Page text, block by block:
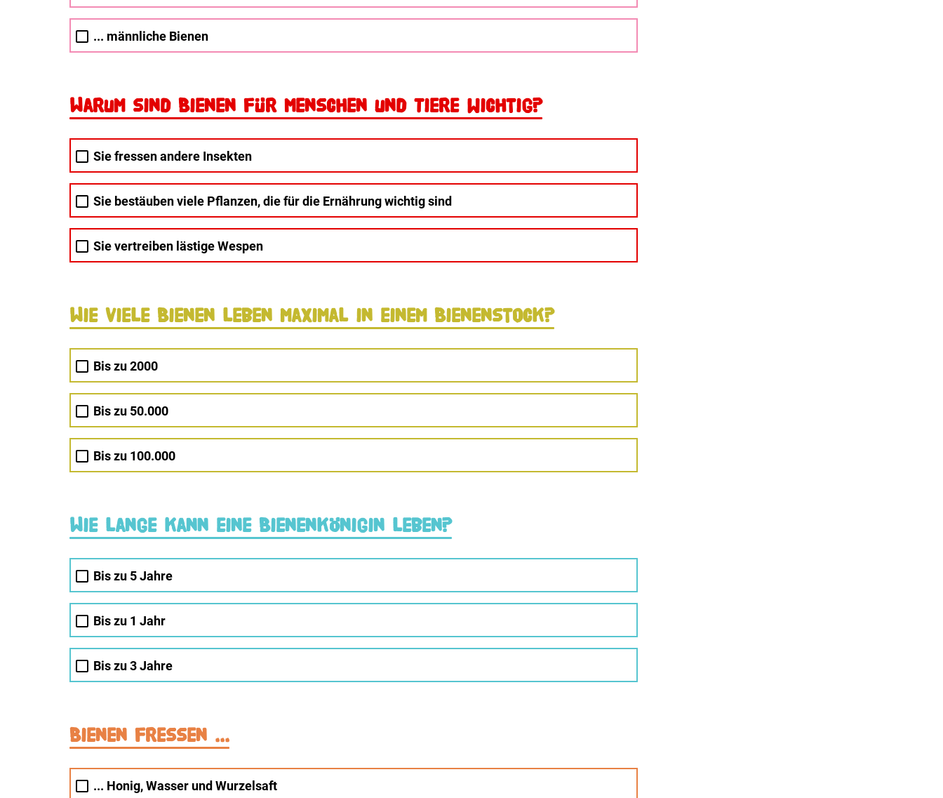
... männliche Bienen
Warum sind Bienen für Menschen und Tiere wichtig?
Sie fressen andere Insekten
Sie bestäuben viele Pflanzen, die für die Ernährung wichtig sind
Sie vertreiben lästige Wespen
Wie viele Bienen leben maximal in einem Bienenstock?
Bis zu 2000
Bis zu 50.000
Bis zu 100.000
Wie lange kann eine Bienenkönigin leben?
Bis zu 5 Jahre
Bis zu 1 Jahr
Bis zu 3 Jahre
Bienen fressen ...
... Honig, Wasser und Wurzelsaft